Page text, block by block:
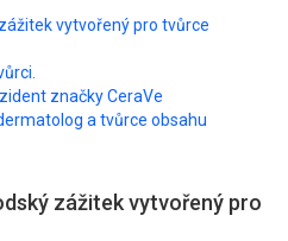
vytvořený pro tvůrce
značky CeraVe
a tvůrce obsahu
zážitek vytvořený pro